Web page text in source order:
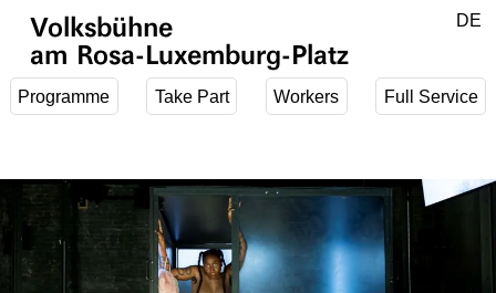
Volksbühne
am Rosa-Luxemburg-Platz
Programme Take Part Workers Full Service
DE